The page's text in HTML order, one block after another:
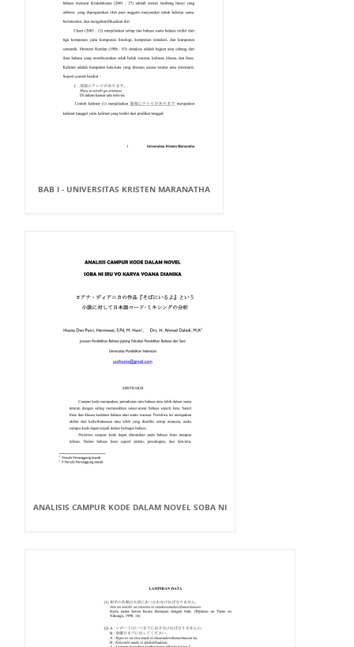
BAB I - UNIVERSITAS KRISTEN MARANATHA
ANALISIS CAMPUR KODE DALAM NOVEL SOBA NI